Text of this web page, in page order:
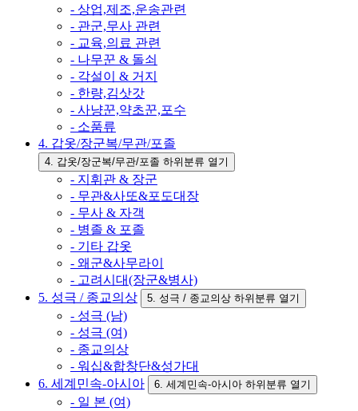
- 상업,제조,운송관련
- 관군,무사 관련
- 교육,의료 관련
- 나무꾼 & 돌쇠
- 각설이 & 거지
- 한량,김삿갓
- 사냥꾼,약초꾼,포수
- 소품류
4. 갑옷/장군복/무관/포졸
4. 갑옷/장군복/무관/포졸 하위분류 열기
- 지휘관 & 장군
- 무관&사또&포도대장
- 무사 & 자객
- 병졸 & 포졸
- 기타 갑옷
- 왜군&사무라이
- 고려시대(장군&병사)
5. 성극 / 종교의상
5. 성극 / 종교의상 하위분류 열기
- 성극 (남)
- 성극 (여)
- 종교의상
- 워십&합창단&성가대
6. 세계민속-아시아
6. 세계민속-아시아 하위분류 열기
- 일 본 (여)